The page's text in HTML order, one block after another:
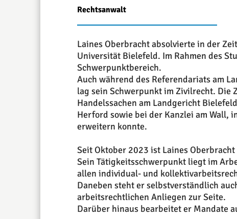
Rechtsanwalt
Laines Oberbracht absolvierte in der
Universität Bielefeld. Im Rahmen des
Schwerpunktbereich.
Auch während des Referendariats am
lag sein Schwerpunkt im Zivilrecht. Die
Handelssachen am Landgericht
Herford sowie bei der Kanzlei am Wall,
erweitern konnte.
Seit Oktober 2023 ist Laines
Sein Tätigkeitsschwerpunkt liegt im
allen individual- und
Daneben steht er selbstverständlich
arbeitsrechtlichen Anliegen zur Seite.
Darüber hinaus bearbeitet er Mandate